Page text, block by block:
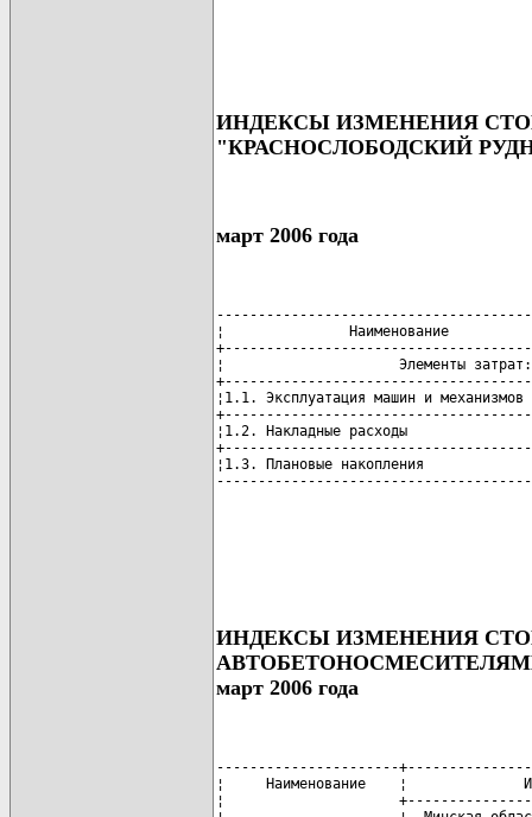
ИНДЕКСЫ ИЗМЕНЕНИЯ
"КРАСНОСЛОБОДСКИЙ
март 2006 года
¦               Наименование
¦                     Элементы
¦1.1. Эксплуатация машин и
¦1.2. Накладные расходы
¦1.3. Плановые накопления
ИНДЕКСЫ ИЗМЕНЕНИЯ
март 2006 года
----------------------
¦     Наименование    ¦
¦